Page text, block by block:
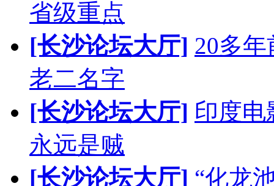
省级重点
[长沙论坛大厅] 20多
老二名字
[长沙论坛大厅] 印度电
永远是贼
[长沙论坛大厅] “化龙